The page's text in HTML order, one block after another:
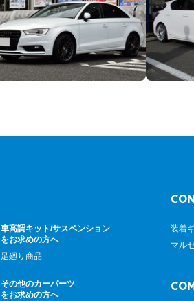
車高調キット/サスペンション
をお求めの方へ
足廻り商品
その他のカーパーツ
をお求めの方へ
装着
マル